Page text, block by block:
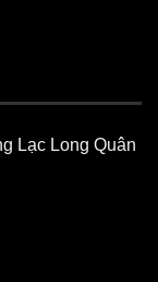
Lạc Long Quân